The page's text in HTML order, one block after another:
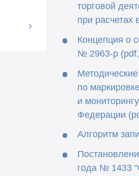
торговой
при
Концепция о
№ 2963-р
по
и
Федерации
Алгоритм
года № 1433